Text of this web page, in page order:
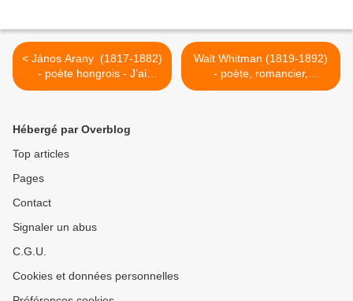
< János Arany (1817-1882)
- poète hongrois - J’ai
déposé mon luth
Walt Whitman (1819-1892)
- poète, romancier,
journaliste, éditeur
Hébergé par Overblog
Top articles
Pages
Contact
Signaler un abus
C.G.U.
Cookies et données personnelles